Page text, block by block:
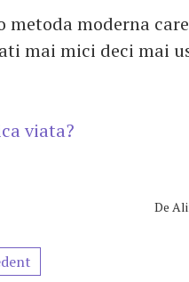
metoda moderna
mai mici deci mai
viata?
De